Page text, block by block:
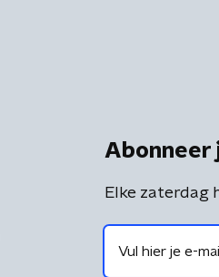
Abonneer
Elke zaterdag